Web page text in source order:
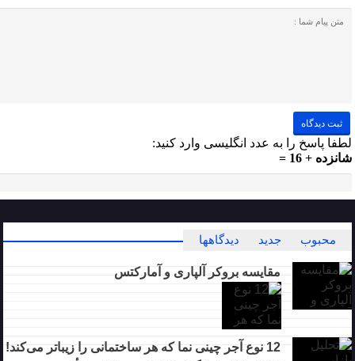
لطفا پاسخ را به عدد انگلیسی وارد کنید:
شانزده + 16 =
محبوب جدید دیدگاهها
مقایسه بروکر آلپاری و آمارکتس
12 نوع آجر چینی نما که هر ساختمانی را زیباتر می‌کند!